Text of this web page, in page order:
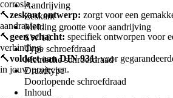
Aandrijving
Zeskant
Melding grootte voor aandrijving
SW 10
Type schroefdraad
Metrische schroefdraad
Draadtype
Doorlopende schroefdraad
Inhoud
corrosie.
🔨zeskant ontwerp: zorgt voor een
aandraaien.
🔨geen schacht: specifiek ontworpen voor
verbinding.
🔨voldoet aan DIN 931:voor
in jouw projecten.